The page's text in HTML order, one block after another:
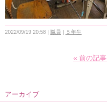
2022/09/19 20:58 職員 ５年生
« 前の記事
アーカイブ